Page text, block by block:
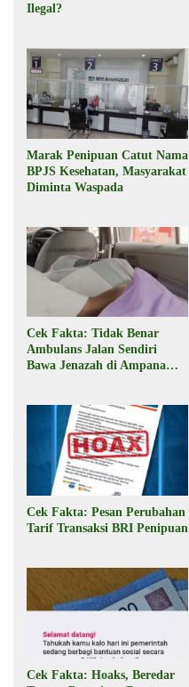
Ilegal?
Marak Penipuan Catut Nama
BPJS Kesehatan, Masyarakat
Diminta Waspada
Cek Fakta: Tidak Benar
Ambulans Jalan Sendiri
Bawa Jenazah di Ampana
Cek Fakta: Pesan Perubahan
Tarif Transaksi BRI Penipuan
Cek Fakta: Hoaks, Beredar